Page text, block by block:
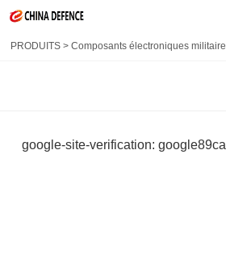
PRODUITS >Composants électroniques
google-site-verification: